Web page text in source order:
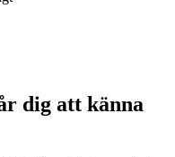
dig att känna